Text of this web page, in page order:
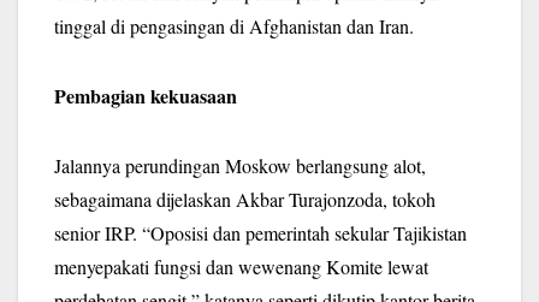
tinggal di pengasingan di Afghanistan dan Iran.
Pembagian kekuasaan
Jalannya perundingan Moskow berlangsung alot,
sebagaimana dijelaskan Akbar Turajonzoda, tokoh
senior IRP. “Oposisi dan pemerintah sekular Tajikistan
menyepakati fungsi dan wewenang Komite lewat